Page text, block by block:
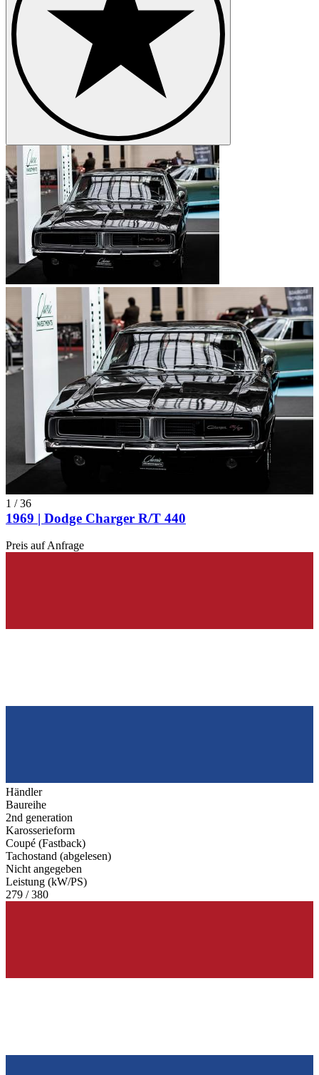
1 /36
1969 | Dodge Charger R/T 440
Preis auf Anfrage
Händler
Baureihe
2nd generation
Karosserieform
Coupé (Fastback)
Tachostand (abgelesen)
Nicht angegeben
Leistung (kW/PS)
279 / 380